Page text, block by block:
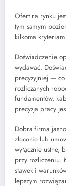
Ofert na rynku
tym samym
kilkoma
Doświadczenie
wydawać.
precyzyjniej — co
rozliczanych
fundamentów,
precyzja pracy
Dobra firma
zlecenie lub
wyłącznie ustne,
przy rozliczeniu.
stawek i
lepszym